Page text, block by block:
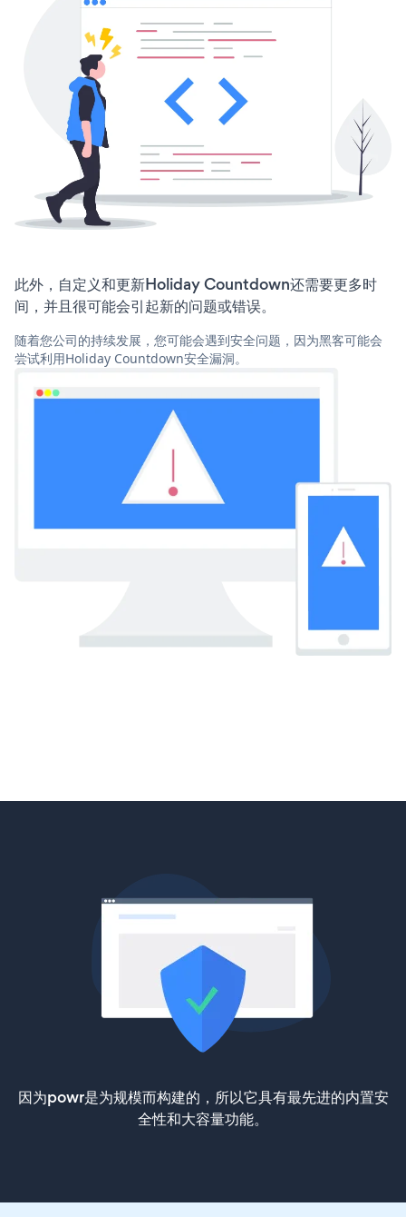
此外，自定义和更新Holiday Countdown还需要更多时
间，并且很可能会引起新的问题或错误。
随着您公司的持续发展，您可能会遇到安全问题，因为黑客可能会
尝试利用Holiday Countdown安全漏洞。
因为powr是为规模而构建的，所以它具有最先进的内置安
全性和大容量功能。